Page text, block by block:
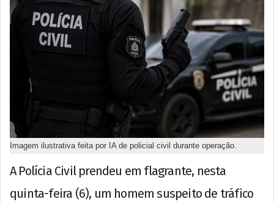
Imagem ilustrativa feita por IA de policial civil durante operação.
A Polícia Civil prendeu em flagrante, nesta
quinta-feira (6), um homem suspeito de tráfico